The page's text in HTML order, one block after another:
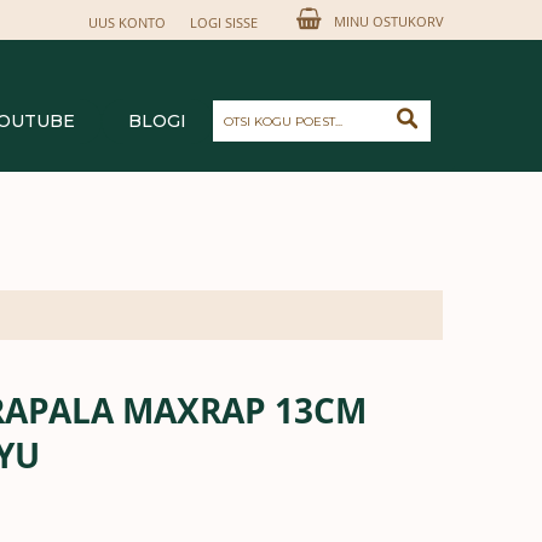
MINU OSTUKORV
LOGI SISSE
UUS KONTO
BLOGI
MAXRAP 13CM